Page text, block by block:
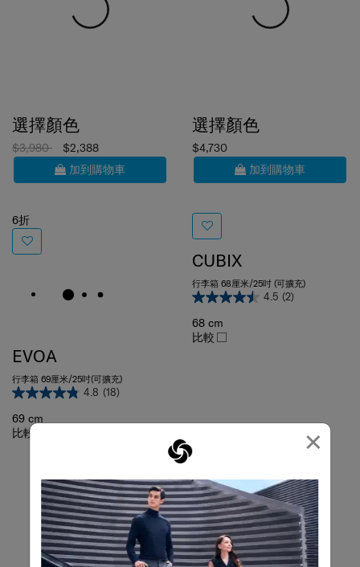
×
$3,980
$2,388
加到購物車
行李箱 69厘米/25吋(可擴充)
4.8 (18)
69 cm
比較
$4,730
加到購物車
CUBIX
行李箱 68厘米/25吋 (可擴充)
4.5 (2)
68 cm
比較